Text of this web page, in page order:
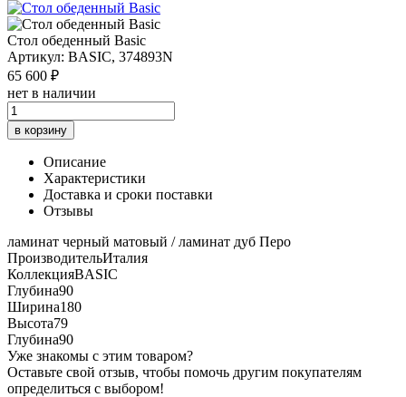
Стол обеденный Basic
Артикул: BASIC, 374893N
65 600 ₽
нет в наличии
в корзину
Описание
Характеристики
Доставка и сроки поставки
Отзывы
ламинат черный матовый / ламинат дуб Перо
ПроизводительИталия
КоллекцияBASIC
Глубина90
Ширина180
Высота79
Глубина90
Уже знакомы с этим товаром?
Оставьте свой отзыв, чтобы помочь другим покупателям
определиться с выбором!